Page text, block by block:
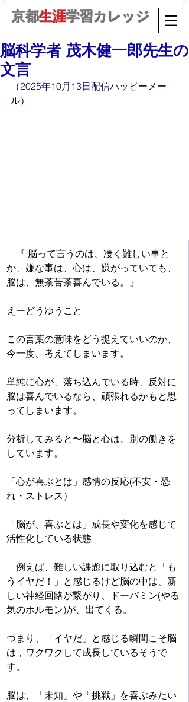
京都生涯学習カレッジ
脳科学者 茂木健一郎先生の
文言
（2025年10月13日配信ハッピーメー
ル）
『 脳って言うのは、凄く難しい事と
か、嫌な事は、心は、嫌がっていても、
脳は、無茶苦茶喜んでいる。』
えーどうゆうこと
この言葉の意味をどう捉えていいのか、
今一度、考えてしまいます。
単純に心が、落ち込んでいる時、反対に
脳は喜んでいるなら、頑張れるかもと思
ってしまいます。
分析してみると〜脳と心は、別の働きを
しています。
「心が喜ぶとは」感情の反応(不安・恐
れ・ストレス）
「脳が、喜ぶとは」成長や変化を感じて
活性化している状態
例えば、難しい課題に取り込むと「も
うイヤだ！」と感じるけど脳の中は、新
しい神経回路が繋がり、ドーパミン(やる
気のホルモン)が、出てくる。
つまり、「イヤだ」と感じる瞬間こそ脳
は，ワクワクして成長しているそうで
す。
脳は、「未知」や「挑戦」を喜ぶみたい